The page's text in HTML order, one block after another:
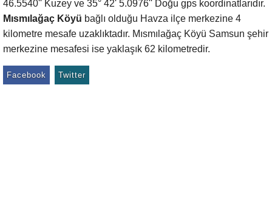
46.5540'' Kuzey ve 35° 42' 5.0976'' Doğu gps koordinatlarıdır.
Mısmılağaç Köyü bağlı olduğu Havza ilçe merkezine 4
kilometre mesafe uzaklıktadır. Mısmılağaç Köyü Samsun şehir
merkezine mesafesi ise yaklaşık 62 kilometredir.
Facebook Twitter